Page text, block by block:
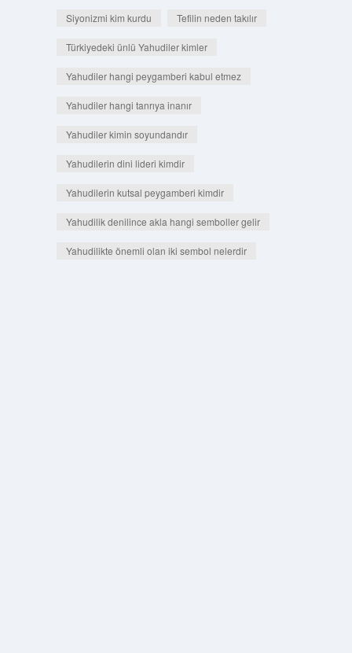
Siyonizmi kim kurdu Tefilin neden takılır
Türkiyedeki ünlü Yahudiler kimler
Yahudiler hangi peygamberi kabul etmez
Yahudiler hangi tanrıya inanır
Yahudiler kimin soyundandır
Yahudilerin dini lideri kimdir
Yahudilerin kutsal peygamberi kimdir
Yahudilik denilince akla hangi semboller gelir
Yahudilikte önemli olan iki sembol nelerdir